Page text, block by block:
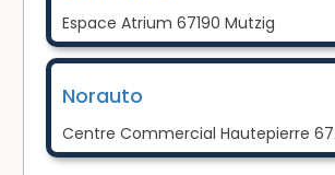
Espace Atrium 67190 Mutzig
Norauto
Centre Commercial Hautepierre